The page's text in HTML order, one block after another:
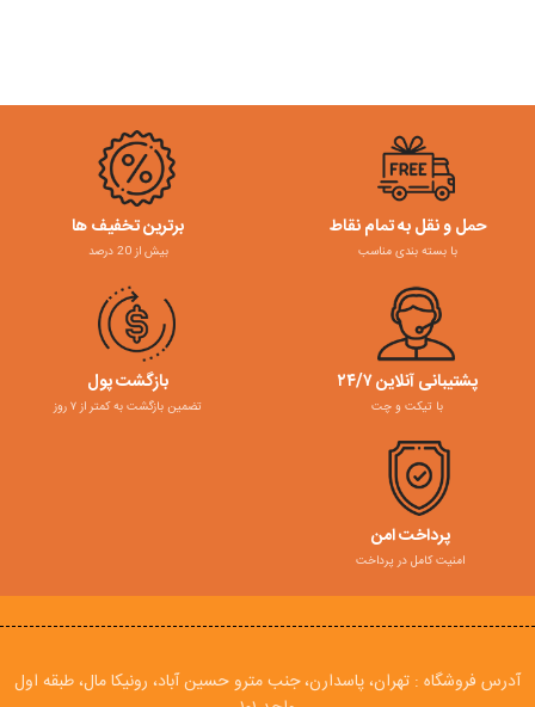
حمل و نقل به تمام نقاط
با بسته بندی مناسب
برترین تخفیف ها
بیش از 20 درصد
پشتیبانی آنلاین ۲۴/۷
با تیکت و چت
بازگشت پول
تضمین بازگشت به کمتر از ۷ روز
پرداخت امن
امنیت کامل در پرداخت
آدرس فروشگاه : تهران، پاسدارن، جنب مترو حسین آباد، رونیکا مال، طبقه اول